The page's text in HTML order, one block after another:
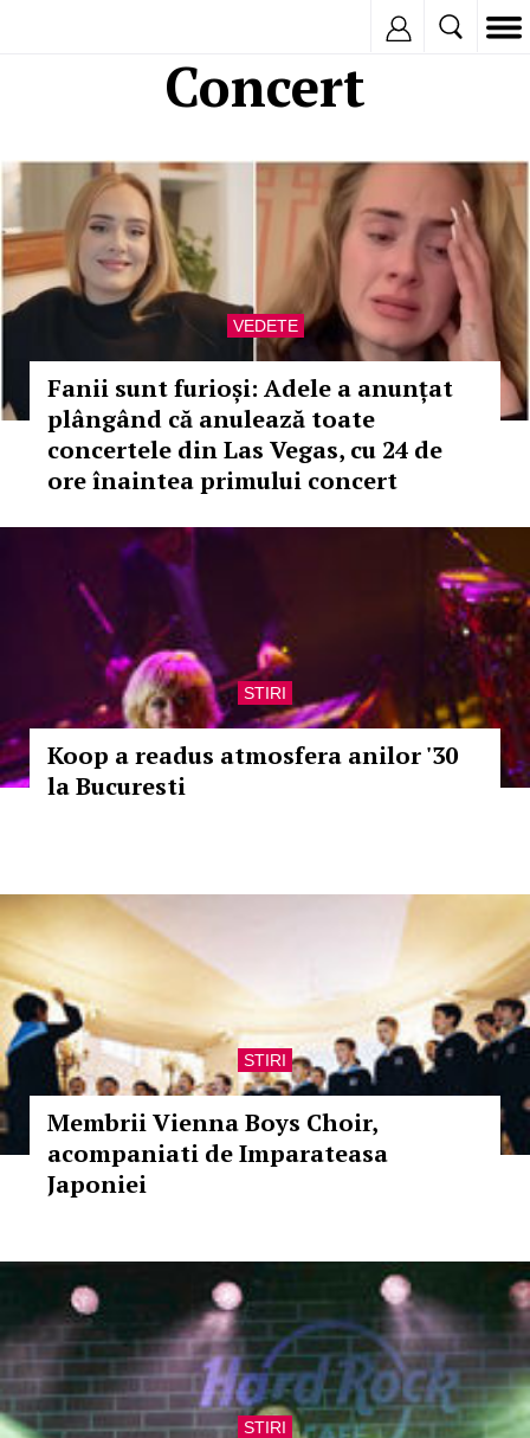
Concert
VEDETE
Fanii sunt furioși: Adele a anunțat
plângând că anulează toate
concertele din Las Vegas, cu 24 de
ore înaintea primului concert
STIRI
Koop a readus atmosfera anilor '30
la Bucuresti
STIRI
Membrii Vienna Boys Choir,
acompaniati de Imparateasa
Japoniei
STIRI